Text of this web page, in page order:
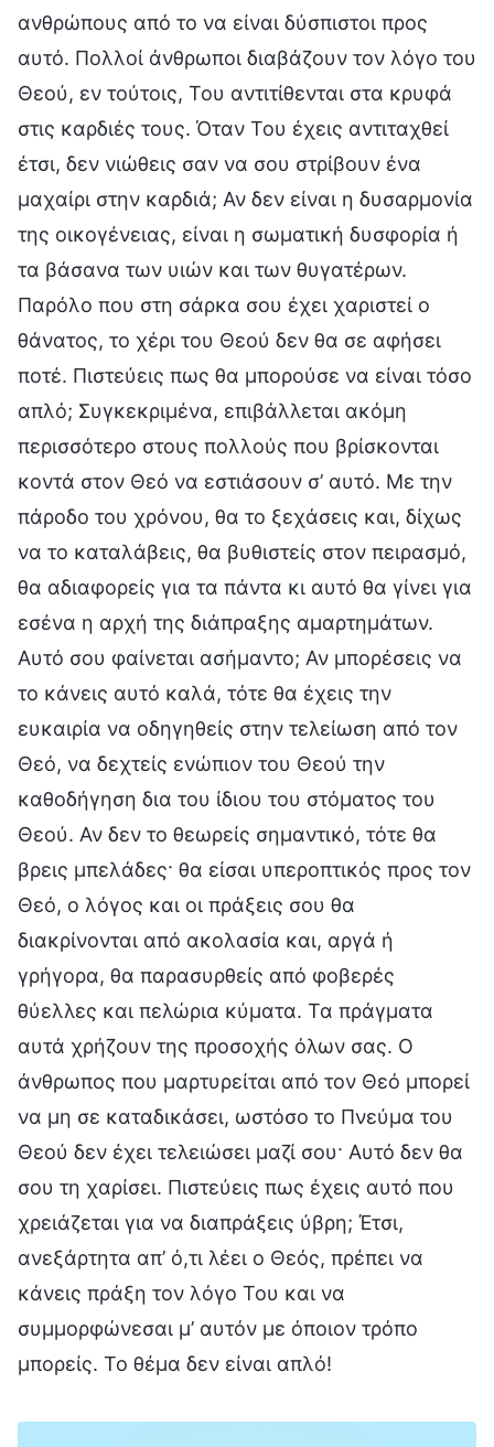
ανθρώπους από το να είναι δύσπιστοι προς
αυτό. Πολλοί άνθρωποι διαβάζουν τον λόγο του
Θεού, εν τούτοις, Του αντιτίθενται στα κρυφά
στις καρδιές τους. Όταν Του έχεις αντιταχθεί
έτσι, δεν νιώθεις σαν να σου στρίβουν ένα
μαχαίρι στην καρδιά; Αν δεν είναι η δυσαρμονία
της οικογένειας, είναι η σωματική δυσφορία ή
τα βάσανα των υιών και των θυγατέρων.
Παρόλο που στη σάρκα σου έχει χαριστεί ο
θάνατος, το χέρι του Θεού δεν θα σε αφήσει
ποτέ. Πιστεύεις πως θα μπορούσε να είναι τόσο
απλό; Συγκεκριμένα, επιβάλλεται ακόμη
περισσότερο στους πολλούς που βρίσκονται
κοντά στον Θεό να εστιάσουν σ’ αυτό. Με την
πάροδο του χρόνου, θα το ξεχάσεις και, δίχως
να το καταλάβεις, θα βυθιστείς στον πειρασμό,
θα αδιαφορείς για τα πάντα κι αυτό θα γίνει για
εσένα η αρχή της διάπραξης αμαρτημάτων.
Αυτό σου φαίνεται ασήμαντο; Αν μπορέσεις να
το κάνεις αυτό καλά, τότε θα έχεις την
ευκαιρία να οδηγηθείς στην τελείωση από τον
Θεό, να δεχτείς ενώπιον του Θεού την
καθοδήγηση δια του ίδιου του στόματος του
Θεού. Αν δεν το θεωρείς σημαντικό, τότε θα
βρεις μπελάδες· θα είσαι υπεροπτικός προς τον
Θεό, ο λόγος και οι πράξεις σου θα
διακρίνονται από ακολασία και, αργά ή
γρήγορα, θα παρασυρθείς από φοβερές
θύελλες και πελώρια κύματα. Τα πράγματα
αυτά χρήζουν της προσοχής όλων σας. Ο
άνθρωπος που μαρτυρείται από τον Θεό μπορεί
να μη σε καταδικάσει, ωστόσο το Πνεύμα του
Θεού δεν έχει τελειώσει μαζί σου· Αυτό δεν θα
σου τη χαρίσει. Πιστεύεις πως έχεις αυτό που
χρειάζεται για να διαπράξεις ύβρη; Έτσι,
ανεξάρτητα απ’ ό,τι λέει ο Θεός, πρέπει να
κάνεις πράξη τον λόγο Του και να
συμμορφώνεσαι μ’ αυτόν με όποιον τρόπο
μπορείς. Το θέμα δεν είναι απλό!